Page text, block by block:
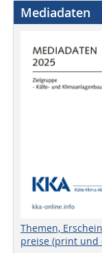
Mediadaten
Themen,
preise (print und